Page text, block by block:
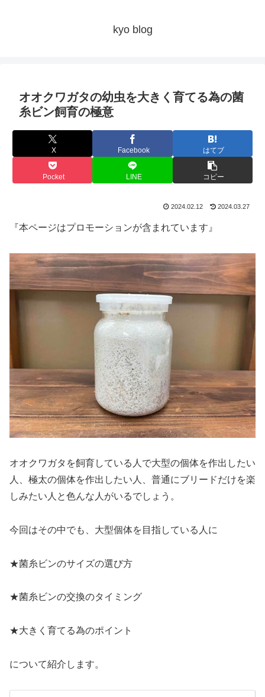
kyo blog
オオクワガタの幼虫を大きく育てる為の菌
糸ビン飼育の極意
X Facebook はてブ
Pocket LINE コピー
2024.02.12 2024.03.27
『本ページはプロモーションが含まれています』
オオクワガタを飼育している人で大型の個体を作出したい
人、極太の個体を作出したい人、普通にブリードだけを楽
しみたい人と色んな人がいるでしょう。
今回はその中でも、大型個体を目指している人に
★菌糸ビンのサイズの選び方
★菌糸ビンの交換のタイミング
★大きく育てる為のポイント
について紹介します。